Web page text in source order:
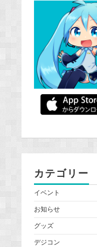
カテゴリー
イベント
お知らせ
グッズ
デジコン